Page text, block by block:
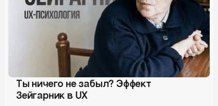
Ты ничего не забыл? Эффект
Зейгарник в UX